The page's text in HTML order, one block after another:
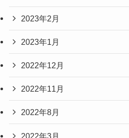
2023年2月
2023年1月
2022年12月
2022年11月
2022年8月
2022年3月